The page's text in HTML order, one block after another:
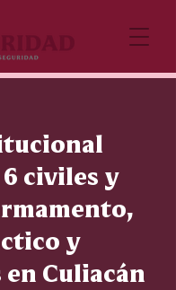
civiles y
y
Culiacán